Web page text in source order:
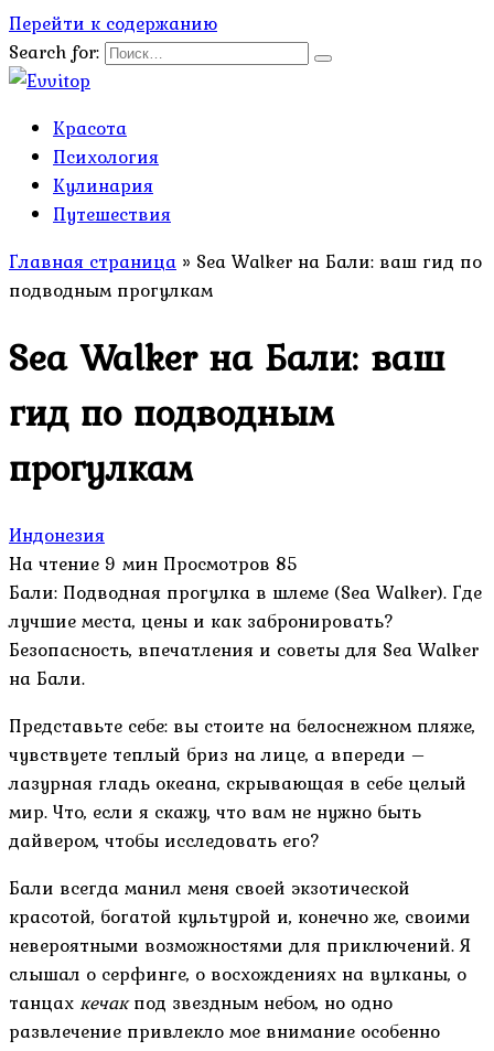
Перейти к содержанию
Search for:
Красота
Психология
Кулинария
Путешествия
Главная страница » Sea Walker на Бали: ваш гид по
подводным прогулкам
Sea Walker на Бали: ваш
гид по подводным
прогулкам
Индонезия
На чтение 9 мин Просмотров 85
Бали: Подводная прогулка в шлеме (Sea Walker). Где
лучшие места, цены и как забронировать?
Безопасность, впечатления и советы для Sea Walker
на Бали.
Представьте себе: вы стоите на белоснежном пляже,
чувствуете теплый бриз на лице, а впереди –
лазурная гладь океана, скрывающая в себе целый
мир. Что, если я скажу, что вам не нужно быть
дайвером, чтобы исследовать его?
Бали всегда манил меня своей экзотической
красотой, богатой культурой и, конечно же, своими
невероятными возможностями для приключений. Я
слышал о серфинге, о восхождениях на вулканы, о
танцах кечакпод звездным небом, но одно
развлечение привлекло мое внимание особенно